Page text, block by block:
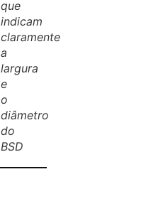
que
indicam
claramente
a
largura
e
o
diâmetro
do
BSD